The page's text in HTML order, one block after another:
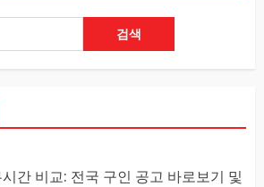
검색
간 비교: 전국 구인 공고 바로보기 및